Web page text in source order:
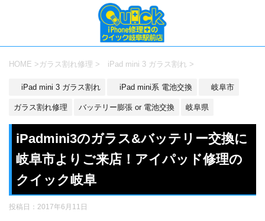
HOME > ガラス割れ修理 > iPad mini 3 ガラス割れ >
iPad mini 3 ガラス割れ iPad mini系 電池交換 岐阜市
ガラス割れ修理 バッテリー膨張 or 電池交換 岐阜県
iPadmini3のガラス&バッテリー交換に
岐阜市よりご来店！アイパッド修理の
クイック岐阜
投稿日： 2017年6月11日